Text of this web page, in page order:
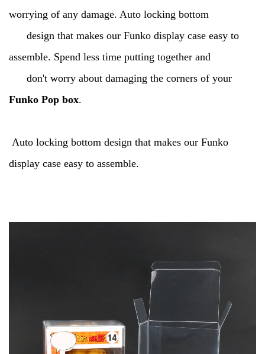
worrying of any damage. Auto locking bottom
design that makes our Funko display case easy to
assemble. Spend less time putting together and
don't worry about damaging the corners of your
Funko Pop box.
Auto locking bottom design that makes our Funko
display case easy to assemble.